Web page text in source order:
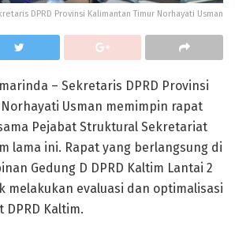
DPRD Provinsi Kalimantan Timur Norhayati Usman
– Sekretaris DPRD Provinsi
Usman memimpin rapat
Pejabat Struktural Sekretariat
lama ini. Rapat yang berlangsung di
Gedung D DPRD Kaltim Lantai 2
melakukan evaluasi dan optimalisasi
Kaltim.